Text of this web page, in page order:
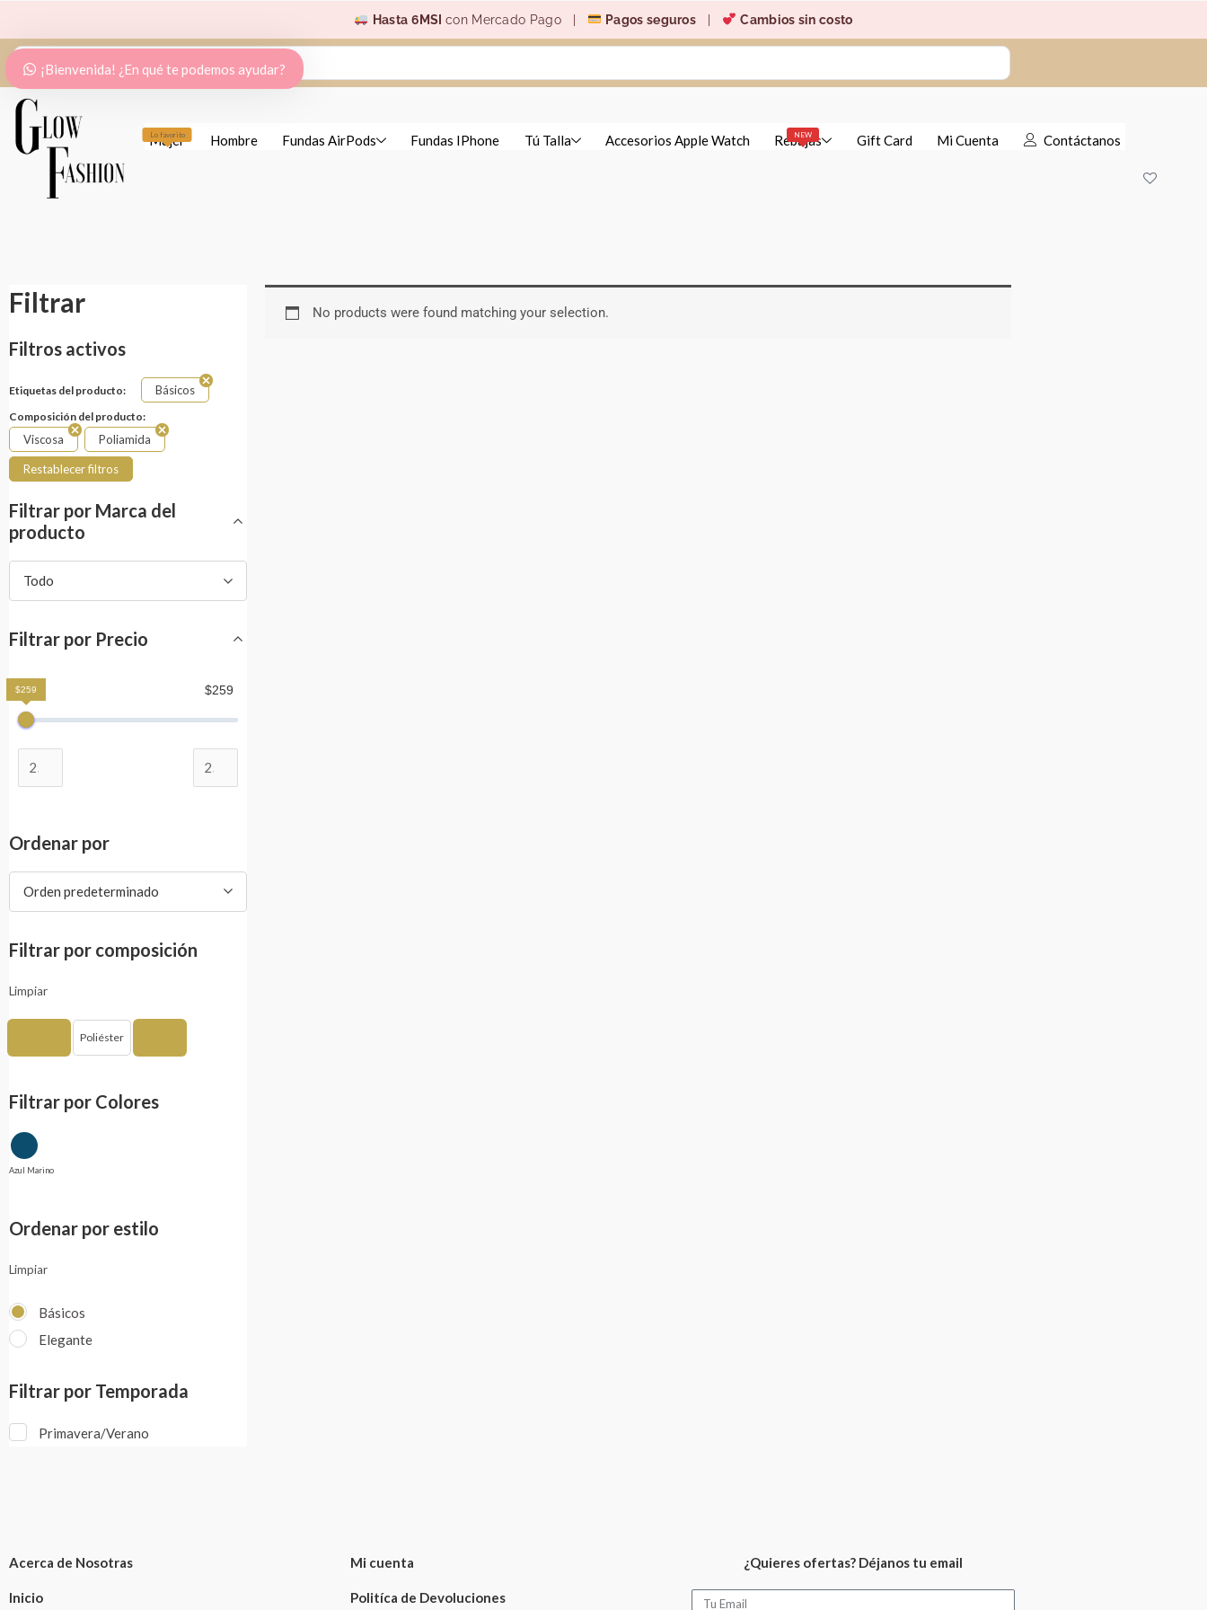
al
contenido
Hasta 6MSIcon Mercado Pago | Pagos seguros Cambios sin costo
Search
Lo favorito
Mujer Hombre Fundas AirPods Fundas IPhone Tú Talla Accesorios Apple Watch NEW
Rebajas Gift Card Mi Cuenta Contáctanos
Filtrar
Filtros activos
Etiquetas del producto: Básicos
Composición del producto:
Viscosa Poliamida
Restablecer filtros
Filtrar por Marca del
producto
Todo
Filtrar por Precio
$259
$259
Ordenar por
Orden predeterminado
Filtrar por composición
Limpiar
Poliéster
Filtrar por Colores
Azul Marino
Ordenar por estilo
Limpiar
Básicos
Elegante
Filtrar por Temporada
Primavera/Verano
No products were found matching your selection.
Acerca de Nosotras
Inicio
Mi cuenta
Politíca de Devoluciones
¿Quieres ofertas? Déjanos tu email
Email
¡Bienvenida! ¿En qué te podemos ayudar?